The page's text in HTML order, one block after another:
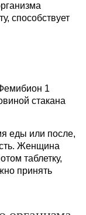
способствует
1
стакана
еды или после,
Женщина
таблетку,
принять